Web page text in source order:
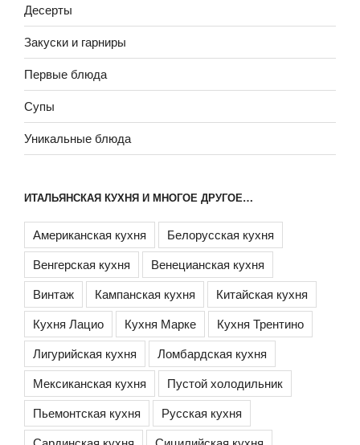
Десерты
Закуски и гарниры
Первые блюда
Супы
Уникальные блюда
ИТАЛЬЯНСКАЯ КУХНЯ И МНОГОЕ ДРУГОЕ…
Американская кухня
Белорусская кухня
Венгерская кухня
Венецианская кухня
Винтаж
Кампанская кухня
Китайская кухня
Кухня Лацио
Кухня Марке
Кухня Трентино
Лигурийская кухня
Ломбардская кухня
Мексиканская кухня
Пустой холодильник
Пьемонтская кухня
Русская кухня